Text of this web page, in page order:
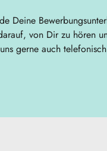
Deine
von Dir zu hören
gerne auch